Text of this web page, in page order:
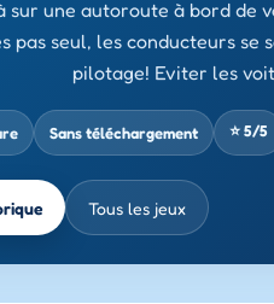
sur une autoroute à bord de
pas seul, les conducteurs
pilotage! Eviter les
Sans téléchargement ⭐ 5/5
Tous les jeux